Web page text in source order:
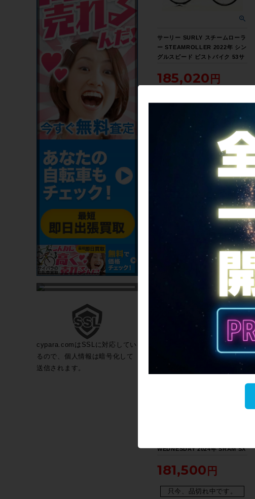
サーリー SURLY スチームローラ
ー STEAMROLLER 2022年 シン
グルスピード ピストバイク 53サ
185,020
美品 サーリー SURLY ミッドナ
イト スペシャル MIDNIGHT
SPECIAL SRAM RIVAL 2021年
クロモリ ロードバイク 50サイズ
只今、品切れ中です。
詳細を見る
WEDNESDAY 2024年 SRAM SX
チ クロモリ Sサイズ グリーン
【お買い得SALE】
181,500
只今、品切れ中です。
cypara.comはSSLに対応してい
るので、個人情報は暗号化して
送信されます。